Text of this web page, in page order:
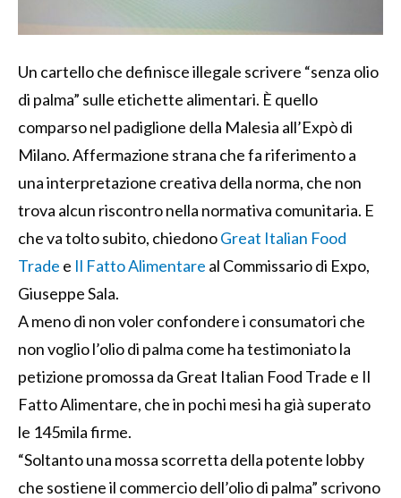
Un cartello che definisce illegale scrivere “senza olio
di palma” sulle etichette alimentari. È quello
comparso nel padiglione della Malesia all’Expò di
Milano. Affermazione strana che fa riferimento a
una interpretazione creativa della norma, che non
trova alcun riscontro nella normativa comunitaria. E
che va tolto subito, chiedonoGreat Italian Food
Trade e Il Fatto Alimentare al Commissario di Expo,
Giuseppe Sala.
A meno di non voler confondere i consumatori che
non voglio l’olio di palma come ha testimoniato la
petizione promossa da Great Italian Food Trade e Il
Fatto Alimentare, che in pochi mesi ha già superato
le 145mila firme.
“Soltanto una mossa scorretta della potente lobby
che sostiene il commercio dell’olio di palma” scrivono